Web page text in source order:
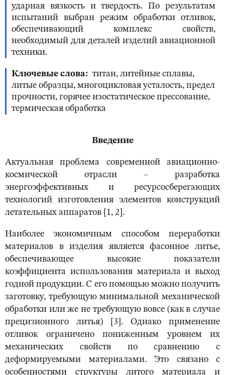
ударная вязкость и твердость. По результатам
испытаний выбран режим обработки отливок,
обеспечивающий комплекс свойств,
необходимый для деталей изделий авиационной
техники.
Ключевые слова
титан, литейные сплавы,
литые образцы, многоцикловая усталость, предел
прочности, горячее изостатическое прессование,
термическая обработка
Введение
Актуальная проблема современной авиационно-
космической отрасли ‒ разработка
энергоэффективных и ресурсосберегающих
технологий изготовления элементов конструкций
летательных аппаратов [1, 2].
Наиболее экономичным способом переработки
материалов в изделия является фасонное литье,
обеспечивающее высокие показатели
коэффициента использования материала и выход
годной продукции. С его помощью можно получить
заготовку, требующую минимальной механической
обработки или же не требующую вовсе (как в случае
прецизионного литья) [3]. Однако применение
отливок ограничено пониженным уровнем их
механических свойств по сравнению с
деформируемыми материалами. Это связано с
особенностями структуры литого материала и